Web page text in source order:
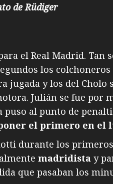
de Rüdiger
el Real Madrid. Tan
los
jugada y los del Cholo
Julián se fue por
puso al punto de
el primero en el
durante los
madridista y
que pasaban los